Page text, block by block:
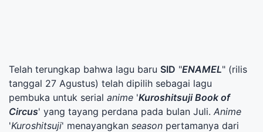
Telah terungkap bahwa lagu baru SID "ENAMEL" (rilis
tanggal 27 Agustus) telah dipilih sebagai lagu
pembuka untuk serial anime 'Kuroshitsuji Book of
Circus' yang tayang perdana pada bulan Juli. Anime
'Kuroshitsuji' menayangkan season pertamanya dari